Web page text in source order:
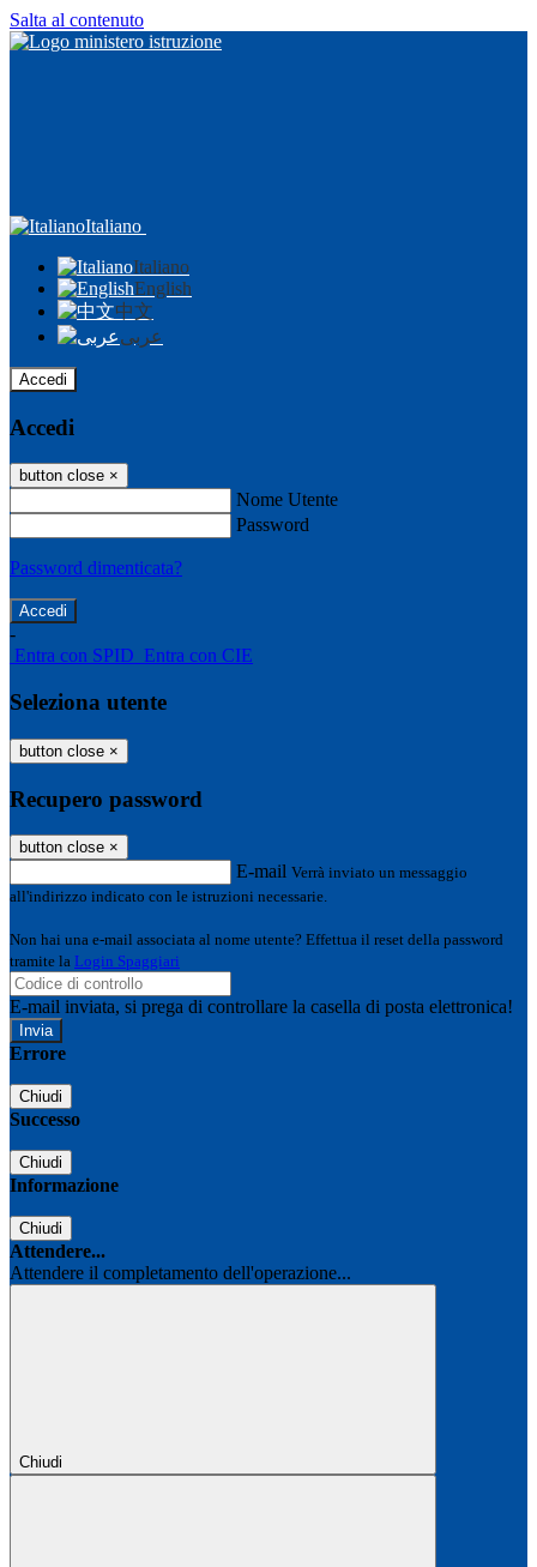
Salta al contenuto
Italiano
Italiano
English
中文
عربى
Accedi
Accedi
button close ×
Nome Utente
Password
Password dimenticata?
-
Entra con SPID Entra con CIE
Seleziona utente
button close ×
Recupero password
button close ×
E-mail Verrà inviato un messaggio
all'indirizzo indicato con le istruzioni necessarie.
Non hai una e-mail associata al nome utente? Effettua il reset della password
tramite la Login Spaggiari
E-mail inviata, si prega di controllare la casella di posta elettronica!
Errore
Chiudi
Successo
Chiudi
Informazione
Chiudi
Attendere...
Attendere il completamento dell'operazione...
Chiudi